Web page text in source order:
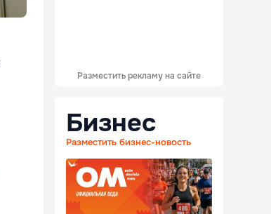
Разместить рекламу на сайте
Бизнес
Разместить бизнес-новость